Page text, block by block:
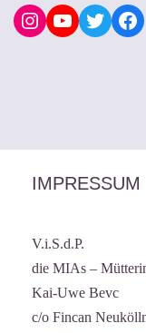
IMPRESSUM
V.i.S.d.P.
die MIAs –
Kai-Uwe Bevc
c/o Fincan